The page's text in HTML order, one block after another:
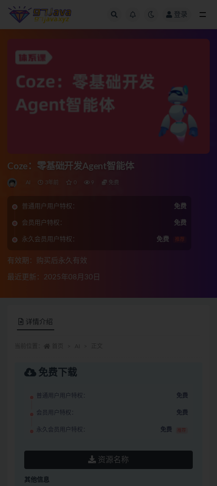
登录
Coze：零基础开发Agent智能体
AI 3年前 0 9 免费
普通用户用户特权： 免费
会员用户特权： 免费
永久会员用户特权： 免费 推荐
有效期：购买后永久有效
最近更新：2025年08月30日
详情介绍
免费下载
普通用户用户特权： 免费
会员用户特权： 免费
永久会员用户特权： 免费 推荐
资源名称
其他信息